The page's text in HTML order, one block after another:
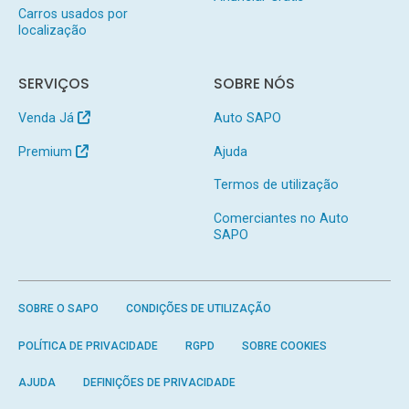
Carros usados por
localização
SERVIÇOS
Venda Já
Premium
SOBRE NÓS
Auto SAPO
Ajuda
Termos de utilização
Comerciantes no Auto
SAPO
SOBRE O SAPO CONDIÇÕES DE UTILIZAÇÃO
POLÍTICA DE PRIVACIDADE RGPD SOBRE COOKIES
AJUDA DEFINIÇÕES DE PRIVACIDADE